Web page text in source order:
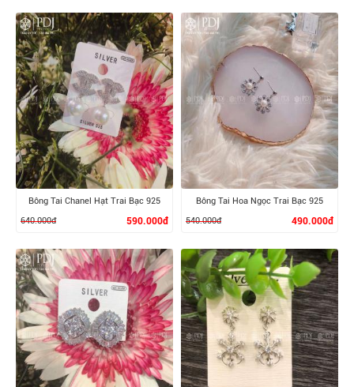
XEM CHI TIẾT
Bông Tai Chanel Hạt Trai Bạc 925
640.000đ
590.000đ
XEM CHI TIẾT
Bông Tai Hoa Ngọc Trai Bạc 925
540.000đ
490.000đ